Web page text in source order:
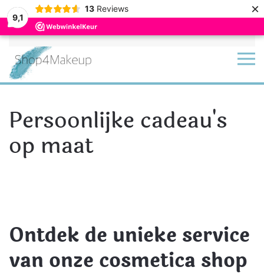
9,1
13 Reviews ×
Terug naar hoofdinhoud
Persoonlijke cadeau's
op maat
Ontdek de unieke service
van onze cosmetica shop